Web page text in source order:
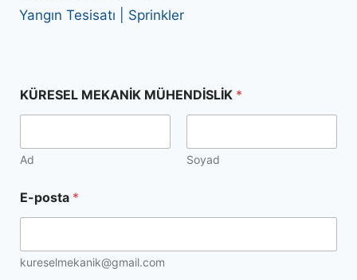
Yangın Tesisatı | Sprinkler
KÜRESEL MEKANİK MÜHENDİSLİK *
Ad Soyad
-
p
t
E-posta *
kureselmekanik@gmail.com